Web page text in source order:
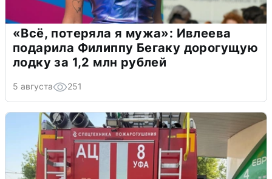
«Всё, потеряла я мужа»: Ивлеева
подарила Филиппу Бегаку дорогущую
лодку за 1,2 млн рублей
5 августа 251